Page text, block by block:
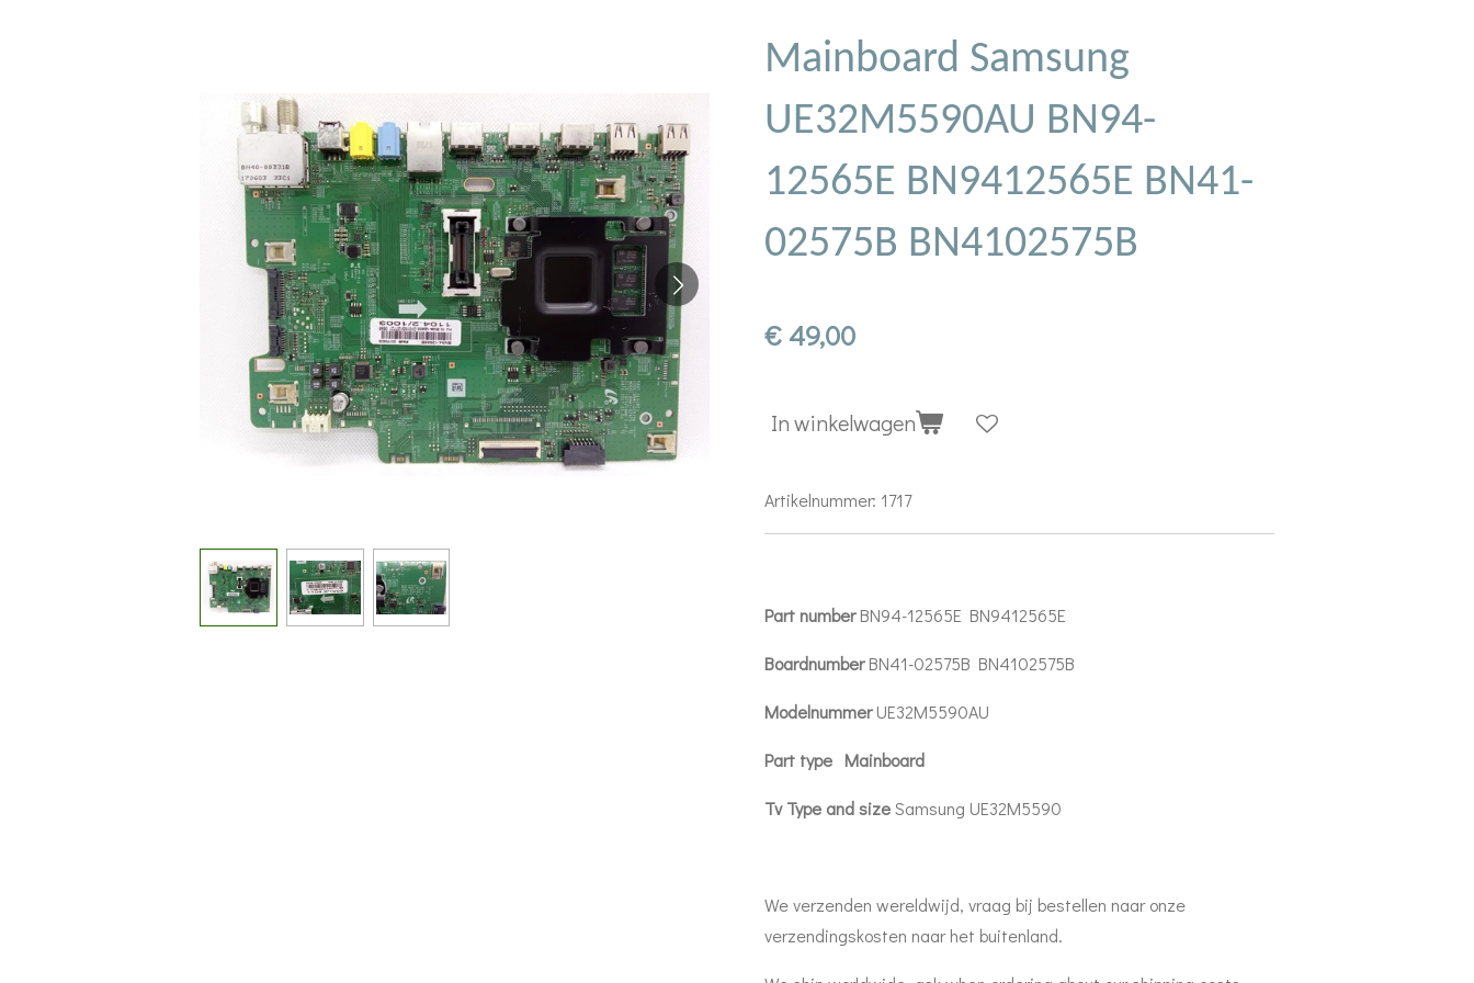
Mainboard Samsung
UE32M5590AU BN94-
12565E BN9412565E BN41-
02575B BN4102575B
€ 49,00
In winkelwagen
Artikelnummer: 1717
Part numberBN94-12565E BN9412565E
BoardnumberBN41-02575B BN4102575B
ModelnummerUE32M5590AU
Part type Mainboard
Tv Type and sizeSamsung UE32M5590
We verzenden wereldwijd, vraag bij bestellen naar onze
verzendingskosten naar het buitenland.